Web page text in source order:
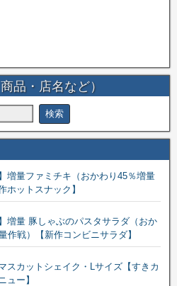
品・店名など）
増量ファミチキ（おかわり45％増量
ホットスナック】
増量 豚しゃぶのパスタサラダ（おか
作戦）【新作コンビニサラダ】
スカットシェイク・Lサイズ【すきカ
ュー】